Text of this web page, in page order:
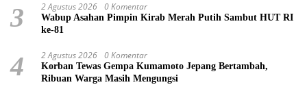
3 2 Agustus 2026 0 Komentar
Wabup Asahan Pimpin Kirab Merah Putih Sambut HUT RI
ke-81
4 2 Agustus 2026 0 Komentar
Korban Tewas Gempa Kumamoto Jepang Bertambah,
Ribuan Warga Masih Mengungsi